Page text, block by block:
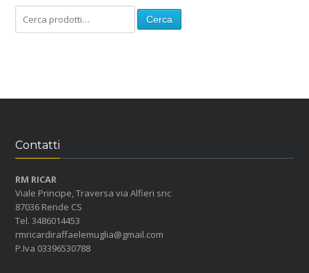
Cerca
Contatti
RM RICAR
Viale Principe, Traversa via Alfieri snc
87036 Rende CS
Tel. 3486014453
rmricardiraffaelemuglia@gmail.com
P.Iva 03396530788